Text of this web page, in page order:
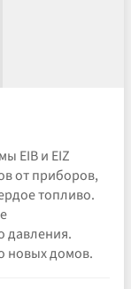
EIB и EIZ
от приборов,
топливо.
давления.
новых домов.